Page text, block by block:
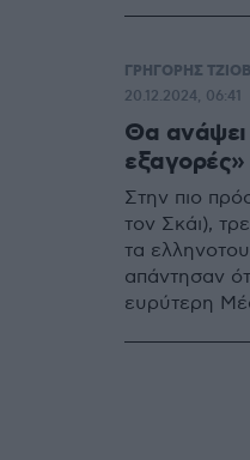
ΓΡΗΓΟΡΗΣ
Θα ανάψει
Στην πιο
τον Σκάι),
τα
απάντησαν
ευρύτερη
20.12.2024, 06:41